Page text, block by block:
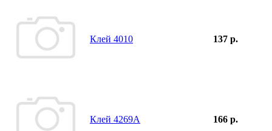
Клей 4010 137 р.
Клей 4269А 166 р.